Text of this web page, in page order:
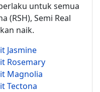
untuk semua
(RSH), Semi Real
naik.
Jasmine
Rosemary
Magnolia
Tectona